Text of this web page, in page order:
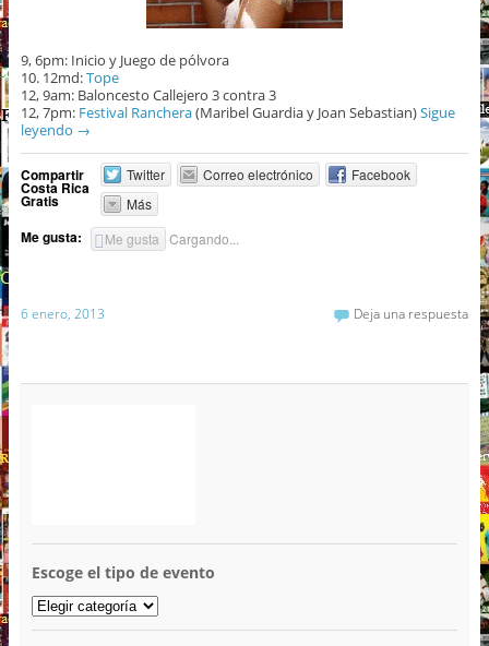
9, 6pm: Inicio y Juego de pólvora
10. 12md:Tope
12, 9am: Baloncesto Callejero 3 contra 3
12, 7pm: Festival Ranchera(Maribel Guardia y Joan Sebastian)Sigue
leyendo →
Compartir
Costa Rica
Gratis
Twitter Correo electrónico
Facebook
Más
Me gusta: Me gusta Cargando...
6 enero, 2013 Deja una respuesta
Escoge el tipo de evento